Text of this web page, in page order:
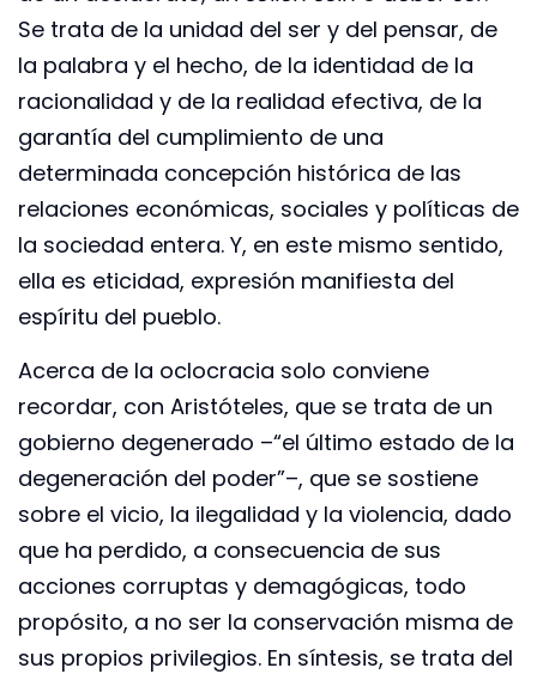
Se trata de la unidad del ser y del pensar, de
la palabra y el hecho, de la identidad de la
racionalidad y de la realidad efectiva, de la
garantía del cumplimiento de una
determinada concepción histórica de las
relaciones económicas, sociales y políticas de
la sociedad entera. Y, en este mismo sentido,
ella es eticidad, expresión manifiesta del
espíritu del pueblo.
Acerca de la oclocracia solo conviene
recordar, con Aristóteles, que se trata de un
gobierno degenerado –“el último estado de la
degeneración del poder”–, que se sostiene
sobre el vicio, la ilegalidad y la violencia, dado
que ha perdido, a consecuencia de sus
acciones corruptas y demagógicas, todo
propósito, a no ser la conservación misma de
sus propios privilegios. En síntesis, se trata del